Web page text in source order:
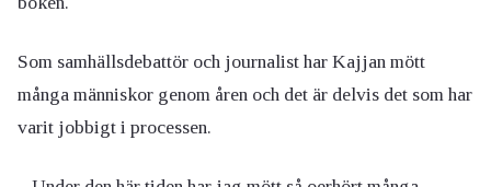
Som samhällsdebattör och journalist har Kajjan mött
många människor genom åren och det är delvis det som har
varit jobbigt i processen.